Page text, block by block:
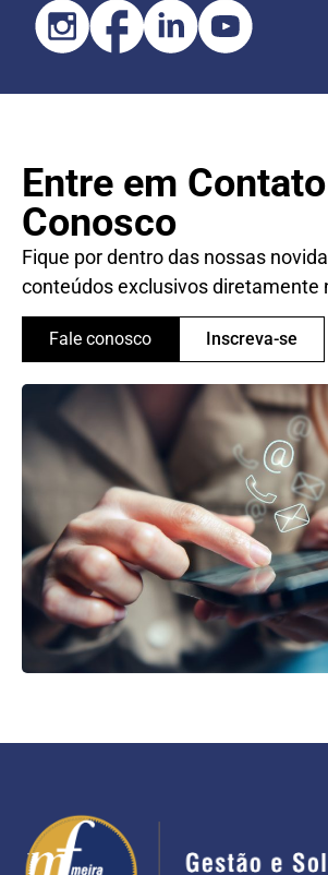
Entre em Contato
Conosco
Fique por dentro das nossas
conteúdos exclusivos diretamente
Fale conosco Inscreva-se